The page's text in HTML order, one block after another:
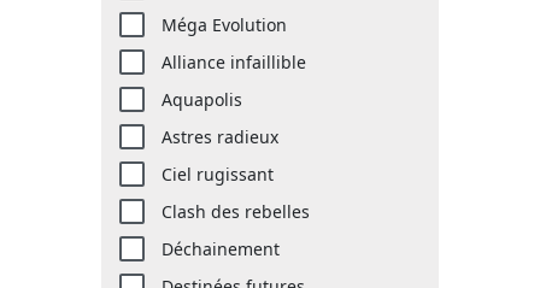
Méga Evolution
Alliance infaillible
Aquapolis
Astres radieux
Ciel rugissant
Clash des rebelles
Déchainement